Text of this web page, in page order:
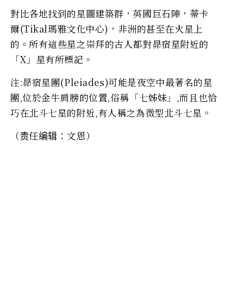
對比各地找到的星圖建築群，英國巨石陣，蒂卡
爾(Tikal瑪雅文化中心)，非洲的甚至在火星上
的。所有這些星之崇拜的古人都對昴宿星附近的
「X」星有所標記。
注:昴宿星團(Pleiades)可能是夜空中最著名的星
團,位於金牛肩膀的位置,俗稱「七姊妹」,而且也恰
巧在北斗七星的附近,有人稱之為微型北斗七星。
（责任编辑：文恩）